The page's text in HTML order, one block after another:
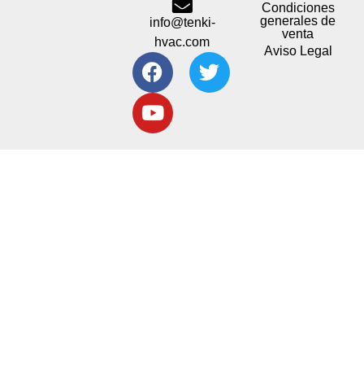
info@tenki-
hvac.com
Condiciones
generales de
venta
Aviso Legal